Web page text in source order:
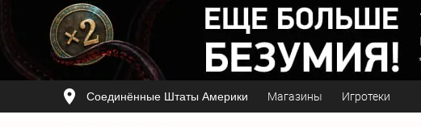
Соединённые Штаты Америки Магазины Игротеки